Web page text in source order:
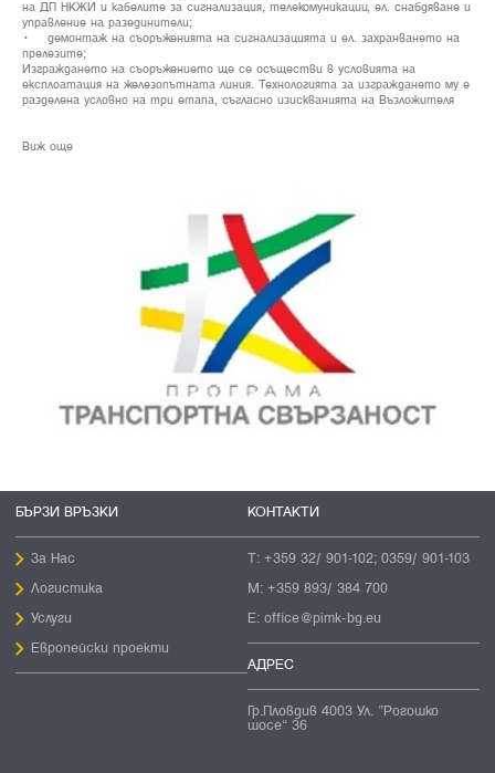
на ДП НКЖИ и кабелите за сигнализация, телекомуникации, ел. снабдяване и
управление на разединители;
• демонтаж на съоръженията на сигнализацията и ел. захранването на
прелезите;
Изграждането на съоръжението ще се осъществи в условията на
експлоатация на железопътната линия. Технологията за изграждането му е
разделена условно на три етапа, съгласно изискванията на Възложителя
Виж още
БЪРЗИ ВРЪЗКИ
За Нас
Логистика
Услуги
Европейски проекти
КОНТАКТИ
Т: +359 32/ 901-102; 0359/ 901-103
М: +359 893/ 384 700
E: office@pimk-bg.eu
АДРЕС
Гр.Пловдив 4003 Ул. ”Рогошко
шосе“ 36